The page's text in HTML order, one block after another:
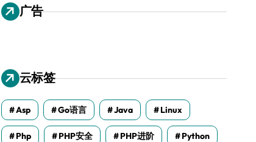
广告
云标签
Asp Go语言 Java Linux
Php PHP安全 PHP进阶 Python